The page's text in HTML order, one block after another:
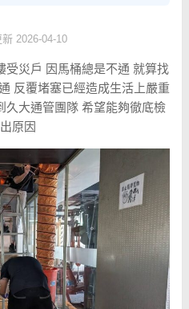
新 2026-04-10
受災戶 因馬桶總是不通 就算找
反覆堵塞已經造成生活上嚴重
久大通管團隊 希望能夠徹底檢
原因